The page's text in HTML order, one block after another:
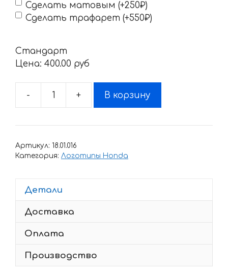
Сделать матовым (+250₽)
Сделать трафарет (+550₽)
Стандарт
Цена: 400.00 pyб
-
Количество
Наклейка
CBR-
+ В корзину
Артикул: 18.01.016
Категория: Логотипы Honda
Детали
Доставка
Оплата
Производство